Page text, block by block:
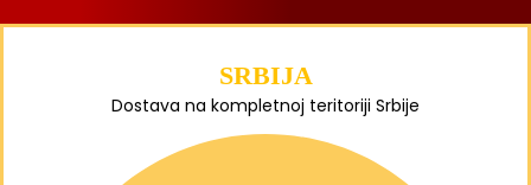
SRBIJA
Dostava na kompletnoj teritoriji Srbije